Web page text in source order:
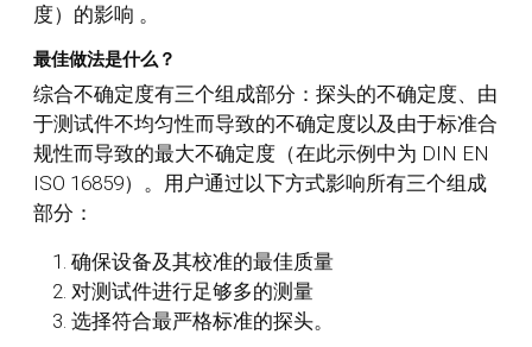
度）的影响 。
最佳做法是什么？
综合不确定度有三个组成部分：探头的不确定度、由
于测试件不均匀性而导致的不确定度以及由于标准合
规性而导致的最大不确定度（在此示例中为 DIN EN
ISO 16859）。用户通过以下方式影响所有三个组成
部分：
确保设备及其校准的最佳质量
对测试件进行足够多的测量
选择符合最严格标准的探头。